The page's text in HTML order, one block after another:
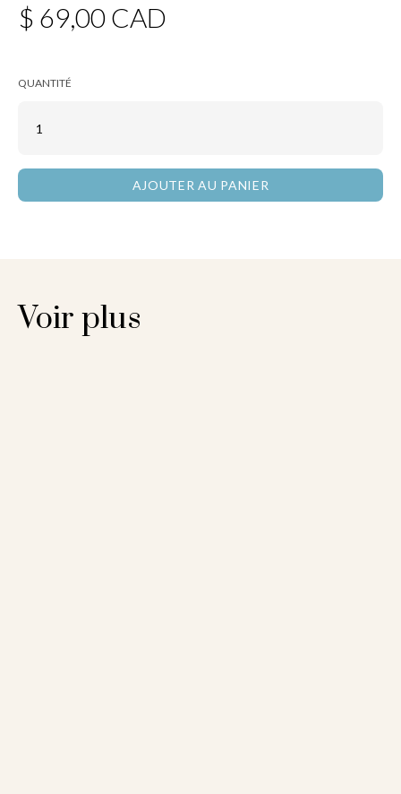
$ 69,00 CAD
QUANTITÉ
Voir plus